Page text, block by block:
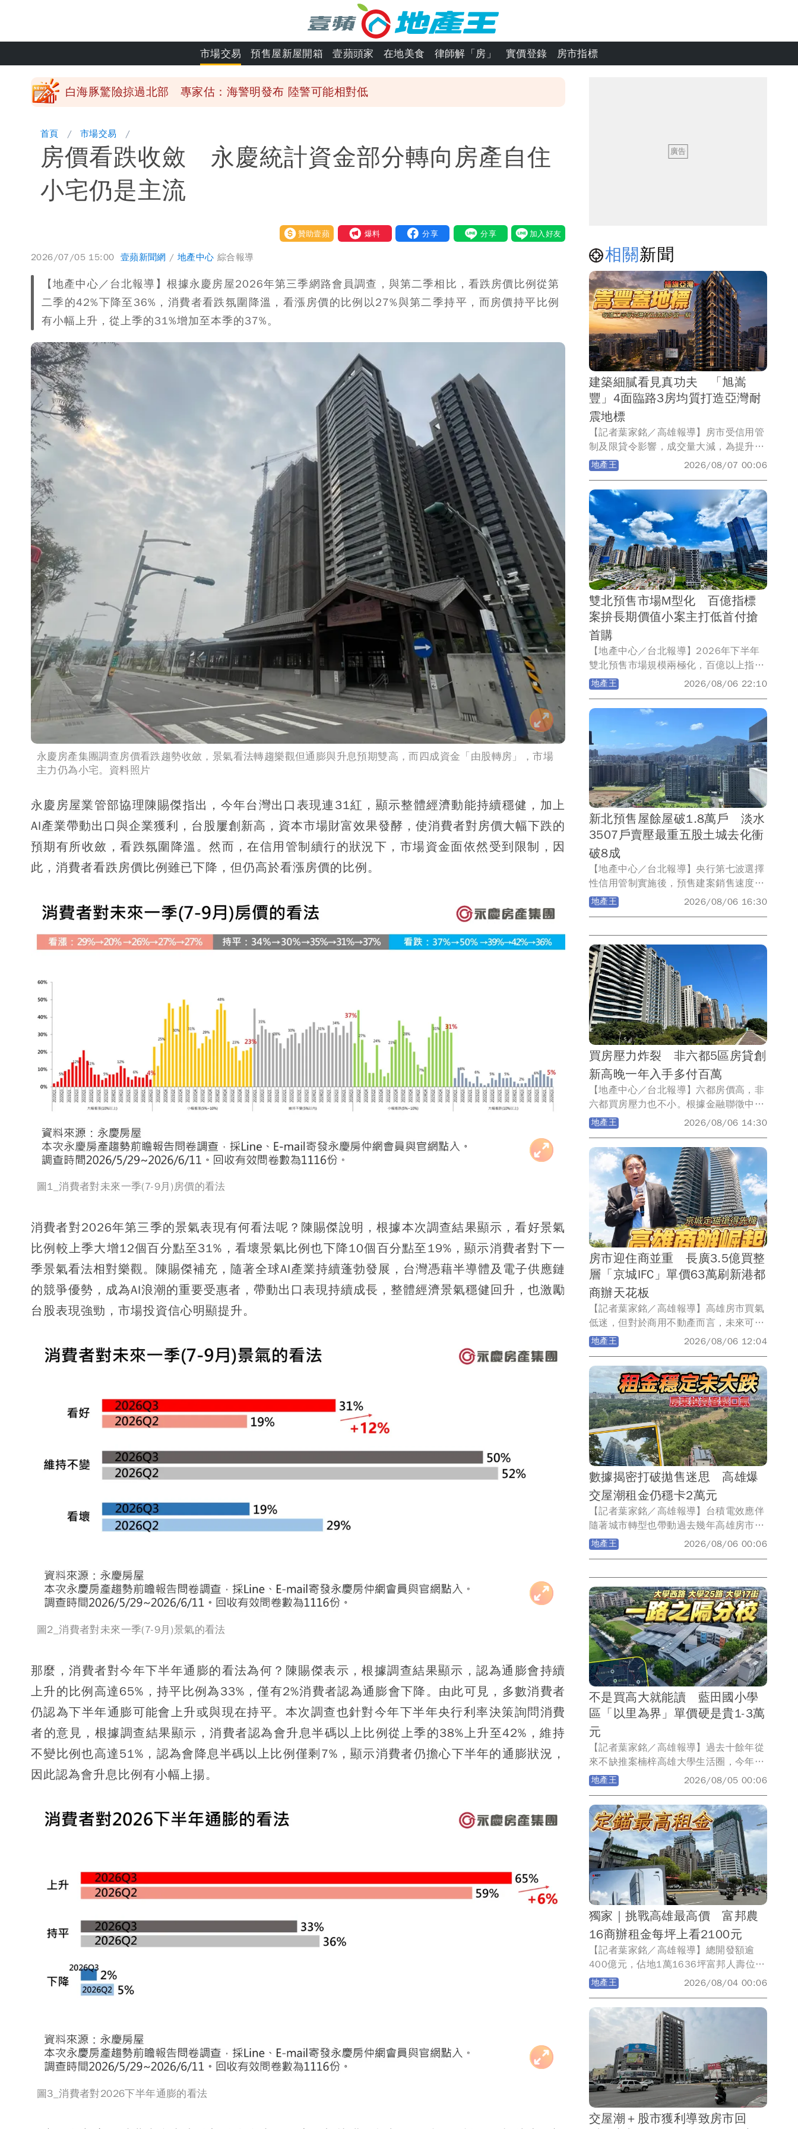
市場交易 預售屋新屋開箱 壹蘋頭家 在地美食 律師解「房」 實價登錄 房市指標
白海豚颱風逼近！鄭明典示警「恐遇黑潮變強」 路徑分歧藏警訊：不利強度維持
高希均辭世享耆壽90歲 畢生推動閱讀與進步觀念
內馬爾開到「寶可夢神包」後徹底入坑 砸重金再買一整桌卡盒
白海豚驚險掠過北部 專家估：海警明發布 陸警可能相對低
白海豚颱風逼近！鄭明典示警「恐遇黑潮變強」 路徑分歧藏警訊：不利強度維持
首頁 市場交易
房價看跌收斂 永慶統計資金部分轉向房產自住
小宅仍是主流
贊助壹蘋 我要爆料
2026/07/05 15:00 壹蘋新聞網 /地產中心 綜合報導
【地產中心／台北報導】根據永慶房屋2026年第三季網路會員調查，與第二季相比，看跌房價比例從第
二季的42%下降至36%，消費者看跌氛圍降溫，看漲房價的比例以27%與第二季持平，而房價持平比例
有小幅上升，從上季的31%增加至本季的37%。
永慶房產集團調查房價看跌趨勢收斂，景氣看法轉趨樂觀但通膨與升息預期雙高，而四成資金「由股轉房」，市場
主力仍為小宅。資料照片
永慶房屋業管部協理陳賜傑指出，今年台灣出口表現連31紅，顯示整體經濟動能持續穩健，加上
AI產業帶動出口與企業獲利，台股屢創新高，資本市場財富效果發酵，使消費者對房價大幅下跌的
預期有所收斂，看跌氛圍降溫。然而，在信用管制續行的狀況下，市場資金面依然受到限制，因
此，消費者看跌房價比例雖已下降，但仍高於看漲房價的比例。
圖1_消費者對未來一季(7-9月)房價的看法
消費者對2026年第三季的景氣表現有何看法呢？陳賜傑說明，根據本次調查結果顯示，看好景氣
比例較上季大增12個百分點至31%，看壞景氣比例也下降10個百分點至19%，顯示消費者對下一
季景氣看法相對樂觀。陳賜傑補充，隨著全球AI產業持續蓬勃發展，台灣憑藉半導體及電子供應鏈
的競爭優勢，成為AI浪潮的重要受惠者，帶動出口表現持續成長，整體經濟景氣穩健回升，也激勵
台股表現強勁，市場投資信心明顯提升。
圖2_消費者對未來一季(7-9月)景氣的看法
那麼，消費者對今年下半年通膨的看法為何？陳賜傑表示，根據調查結果顯示，認為通膨會持續
上升的比例高達65%，持平比例為33%，僅有2%消費者認為通膨會下降。由此可見，多數消費者
仍認為下半年通膨可能會上升或與現在持平。本次調查也針對今年下半年央行利率決策詢問消費
者的意見，根據調查結果顯示，消費者認為會升息半碼以上比例從上季的38%上升至42%，維持
不變比例也高達51%，認為會降息半碼以上比例僅剩7%，顯示消費者仍擔心下半年的通膨狀況，
因此認為會升息比例有小幅上揚。
圖3_消費者對2026下半年通膨的看法
相關新聞
建築細膩看見真功夫 「旭嵩
豐」4面臨路3房均質打造亞灣耐
震地標
【記者葉家銘／高雄報導】房市受信用管
制及限貸令影響，成交量大減，為提升買
氣，市場充斥著琳琅滿目行銷手法，然而
對購屋族而言，買房非買菜，如何將預算
放在對的標的物，地段是否具獨特性，產
品力能否保值抗跌，更重要的建商品牌能
否禁得起時間淬鍊，才是購屋依據。在高
雄建商中主打「量少質精」嵩豐建設，延
續過去推案特點，首跨南高雄就選在亞灣
「萬家福量販光華店」旁，推出大樓成屋
案「旭嵩豐」，基地4面臨路，單層4戶均
邊間，九宮格結構搭配日本住友制震，戶
數單純、最適規模、頂規建材，購屋一次
到位。
地產王 2026/08/07 00:06
雙北預售市場M型化 百億指標
案拚長期價值小案主打低首付搶
首購
【地產中心／台北報導】2026年下半年
雙北預售市場規模兩極化，百億以上指標
案與50億元以下中小案並立。信義代銷童
莉婷指出，百億大案憑區域亮點與品牌力
衝高房價、賣長期價值；中小案則以小坪
數、低首付催買氣，搶攻首購現金流，
「百億大案仰賴區域亮點、品牌實力與大
型社區規劃，提升產品稀有性與長期持有
價值，支撐高基期房價；50億元以下的中
小型個案則著重小坪數、低首付，以資金
彈性換取購屋可行性，提高買方進場意
願。」
地產王 2026/08/06 22:10
新北預售屋餘屋破1.8萬戶 淡水
3507戶賣壓最重五股土城去化衝
破8成
【地產中心／台北報導】央行第七波選擇
性信用管制實施後，預售建案銷售速度明
顯放緩，進而推升預售市場的待售餘屋
顯示，新北市全區待售餘屋量已突破1萬8
千戶，其中淡水、三重、林口等重劃區推
案重鎮的賣壓最為顯著，土城、五股的累
計銷售率則雙雙突破8成。
地產王 2026/08/06 16:30
買房壓力炸裂 非六都5區房貸創
新高晚一年入手多付百萬
【地產中心／台北報導】六都房價高，非
六都買房壓力也不小。根據金融聯徵中心
2026年Q1新增房貸資料統計，非六都15
縣、嘉義縣及嘉義市，五個縣市平均房貸
金額同步創下歷史新高！房價與房貸壓
力，均為非六都地區中名列前茅！其中，
房貸壓力最高的是新竹縣，Q1平均房貸
來到史上新高達1347萬元，增壓幅度也
居冠，晚一年入手就要多負擔131萬元！
苗栗縣負擔也明顯增壓，晚一年同樣多負
擔逾百萬元！
地產王 2026/08/06 14:30
房市迎住商並重 長廣3.5億買整
層「京城IFC」單價63萬刷新港都
商辦天花板
【記者葉家銘／高雄報導】高雄房市買氣
低迷，但對於商用不動產而言，未來可能
如同雨後春筍般一棟棟的出現，而且單價
可能不斷邁向新高！今日上午長廣股份有
限公司發出重訊，以總價約3.495億元，
購入農16特區京城集團位於凹子底森林公
園首排，位於30樓商辦「京城IFC」，含
9個車位每個車位312.2萬元，總面積
547.34坪，換算每坪成交單價63萬元，
直接改寫高雄商辦單價新高紀錄。
地產王 2026/08/06 12:04
數據揭密打破拋售迷思 高雄爆
交屋潮租金仍穩卡2萬元
【記者葉家銘／高雄報導】台積電效應伴
隨著城市轉型也帶動過去幾年高雄房市買
氣，然而隨著央行信用管制導致交易動能
出現大幅衰退，當房仲統計全台將面臨大
網》統計2023-2026年高雄屋齡2年內新
成屋過戶、大樓出租戶數與租金發現，所
謂的龐大交屋潮與出租潮均呈現走揚，但
近3年租金行情維持在中位數2-2.1萬元盤
整，整體市場呈現相對樂觀態勢。
地產王 2026/08/06 00:06
不是買高大就能讀 藍田國小學
區「以里為界」單價硬是貴1-3萬
元
【記者葉家銘／高雄報導】過去十餘年從
來不缺推案楠梓高雄大學生活圈，今年8
月迎來區內第2所小學藍田國小，該校屬
元，佔地2.95公頃，國小有48班，115
學年度招收25班，共計475人；非營利幼
兒園2班學生40人；公托3班學生60人，
因高雄大學屬房市熱區，在台積電效應後
吸引許多科技新貴進駐，而藍田國小校舍
剛完工招生，也吸引許多家長慕名而來，
但《壹蘋新聞網》提醒並非高雄大學重劃
區內均可就讀藍田國小，須屬藍田里才符
合資格，若屬中興與中和里則為援中國小
學區。
地產王 2026/08/05 00:06
獨家｜挑戰高雄最高價 富邦農
16商辦租金每坪上看2100元
【記者葉家銘／高雄報導】總開發額逾
400億元，佔地1萬1636坪富邦人壽位於
農16特區地上權開發案，預計2027年底
旅館、辦公及水族館商業綜合體，建築由
三菱地所設計，屬樓高47樓、地下6樓建
案，當中未來包括三地集團南仁湖將經營
城市水族館；漢神百貨高雄3館也將進
駐，而《壹蘋新聞網》取得獨家訊息25-
34樓與36-47樓辦公樓，每坪租金曝光從
1700-2100元不等，直接挑戰高雄商辦
天花板。
地產王 2026/08/04 00:06
交屋潮＋股市獲利導致房市回